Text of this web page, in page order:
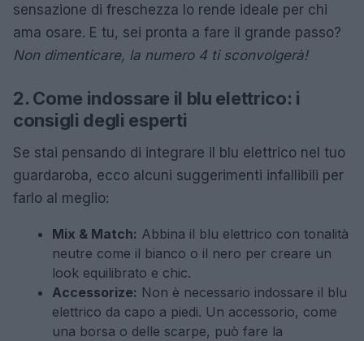
sensazione di freschezza lo rende ideale per chi
ama osare. E tu, sei pronta a fare il grande passo?
Non dimenticare, la numero 4 ti sconvolgerà!
2. Come indossare il blu elettrico: i
consigli degli esperti
Se stai pensando di integrare il blu elettrico nel tuo
guardaroba, ecco alcuni suggerimenti infallibili per
farlo al meglio:
Mix & Match: Abbina il blu elettrico con tonalità
neutre come il bianco o il nero per creare un
look equilibrato e chic.
Accessorize: Non è necessario indossare il blu
elettrico da capo a piedi. Un accessorio, come
una borsa o delle scarpe, può fare la